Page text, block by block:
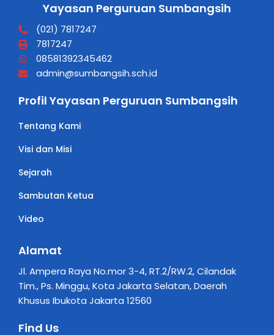
Yayasan Perguruan Sumbangsih
(021) 7817247
7817247
08581392345462
admin@sumbangsih.sch.id
Profil Yayasan Perguruan Sumbangsih
Tentang Kami
Visi dan Misi
Sejarah
Sambutan Ketua
Video
Alamat
Jl. Ampera Raya No.mor 3-4, RT.2/RW.2, Cilandak
Tim., Ps. Minggu, Kota Jakarta Selatan, Daerah
Khusus Ibukota Jakarta 12560
Find Us